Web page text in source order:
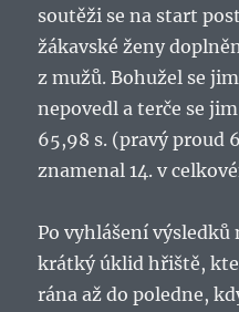
soutěži se na start
žákavské ženy
z mužů. Bohužel se
nepovedl a terče se
65,98 s. (pravý proud
znamenal 14. v
Po vyhlášení
krátký úklid hřiště,
rána až do poledne,